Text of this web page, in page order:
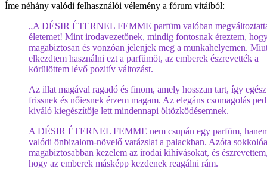
Íme néhány valódi felhasználói vélemény a fórum vitáiból:
„A DÉSIR ÉTERNEL FEMME parfüm valóban
életemet! Mint irodavezetőnek, mindig fontosnak éreztem,
magabiztosan és vonzóan jelenjek meg a munkahelyemen.
elkezdtem használni ezt a parfümöt, az emberek észrevették a
körülöttem lévő pozitív változást.
Az illat magával ragadó és finom, amely hosszan tart, így
frissnek és nőiesnek érzem magam. Az elegáns csomagolás
kiváló kiegészítője lett mindennapi öltözködésemnek.
A DÉSIR ÉTERNEL FEMME nem csupán egy parfüm,
valódi önbizalom-növelő varázslat a palackban. Azóta
magabiztosabban kezelem az irodai kihívásokat, és
hogy az emberek másképp kezdenek reagálni rám.